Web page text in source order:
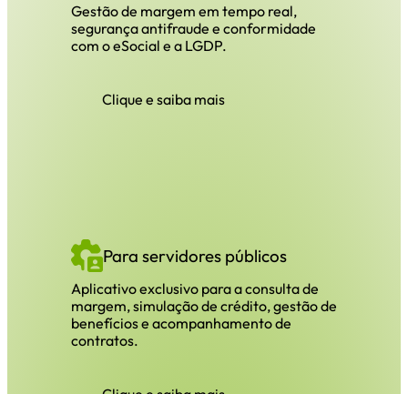
Gestão de margem em tempo real,
segurança antifraude e conformidade
com o eSocial e a LGDP.
Clique e saiba mais
Para servidores públicos
Aplicativo exclusivo para a consulta de
margem, simulação de crédito, gestão de
benefícios e acompanhamento de
contratos.